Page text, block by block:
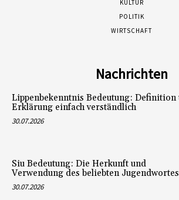
KULTUR
POLITIK
WIRTSCHAFT
Nachrichten
Lippenbekenntnis Bedeutung: Definition
Erklärung einfach verständlich
30.07.2026
Siu Bedeutung: Die Herkunft und
Verwendung des beliebten Jugendwortes
30.07.2026